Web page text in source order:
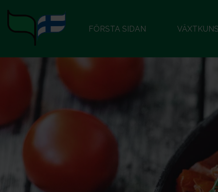
FÖRSTA SIDAN